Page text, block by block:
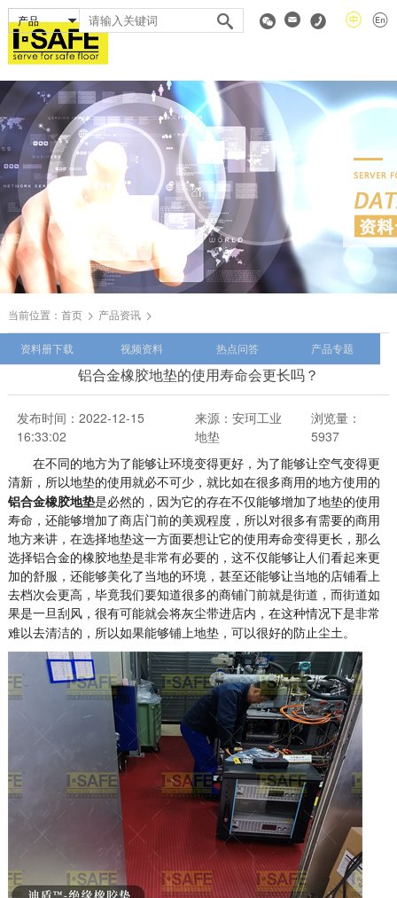
当前位置： 首页 产品资讯
资料册下载 视频资料 热点问答 产品专题
铝合金橡胶地垫的使用寿命会更长吗？
发布时间：2022-12-15
16:33:02
来源：安珂工业
地垫
浏览量：
5937
在不同的地方为了能够让环境变得更好，为了能够让空气变得更
清新，所以地垫的使用就必不可少，就比如在很多商用的地方使用的
铝合金橡胶地垫是必然的，因为它的存在不仅能够增加了地垫的使用
寿命，还能够增加了商店门前的美观程度，所以对很多有需要的商用
地方来讲，在选择地垫这一方面要想让它的使用寿命变得更长，那么
选择铝合金的橡胶地垫是非常有必要的，这不仅能够让人们看起来更
加的舒服，还能够美化了当地的环境，甚至还能够让当地的店铺看上
去档次会更高，毕竟我们要知道很多的商铺门前就是街道，而街道如
果是一旦刮风，很有可能就会将灰尘带进店内，在这种情况下是非常
难以去清洁的，所以如果能够铺上地垫，可以很好的防止尘土。